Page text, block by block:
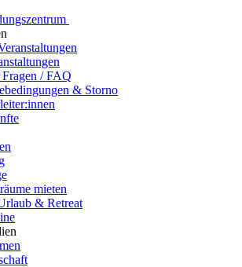
/ FAQ
& Storno
mieten
& Retreat